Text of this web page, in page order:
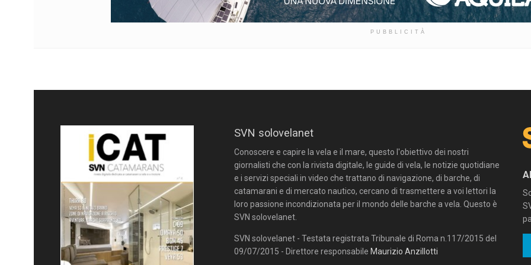
PUBBLICITÀ
SVN solovelanet
Conoscere e capire la vela e il mare, questo l'obiettivo dei nostri
giornalisti che con la rivista digitale, le guide di vela, le notizie quotidiane
e i servizi speciali in video che trattano di navigazione, di barche, di
catamarani e di mercato nautico, cercano di trasmettere a voi lettori la
loro passione incondizionata per il mondo delle barche a vela. Questo è
SVN solovelanet.
SVN solovelanet - Testata registrata Tribunale di Roma n.117/2015 del
09/07/2015 - Direttore responsabile Maurizio Anzillotti